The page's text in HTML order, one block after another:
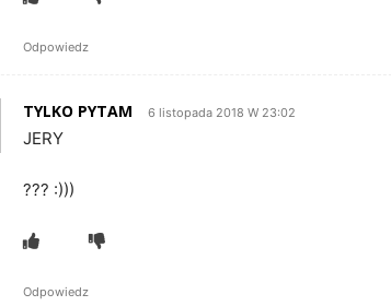
Odpowiedz
TYLKO PYTAM 6 listopada 2018 W 23:02
JERY
??? :)))
Odpowiedz